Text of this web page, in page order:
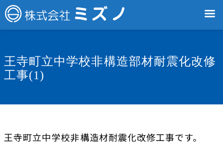
王寺町立中学校非構造部材耐震化改修
工事(1)
王寺町立中学校非構造材耐震化改修工事です。